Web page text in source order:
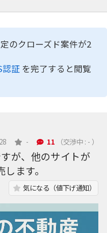
のクローズド案件が2
認証 を完了すると閲覧
- 11 （交渉中 : - ）
が、他のサイトが
ます。
気になる（値下げ通知）